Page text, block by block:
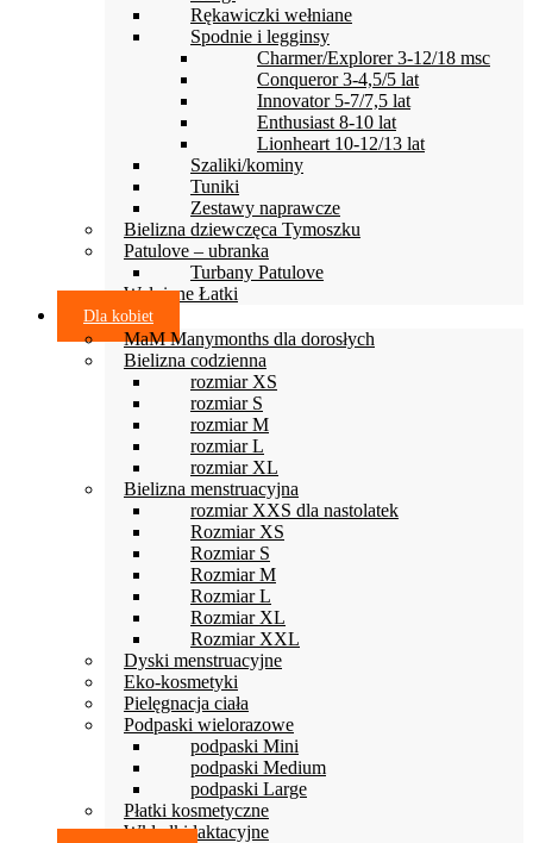
Rękawiczki wełniane
Spodnie i legginsy
Charmer/Explorer 3-12/18 msc
Conqueror 3-4,5/5 lat
Innovator 5-7/7,5 lat
Enthusiast 8-10 lat
Lionheart 10-12/13 lat
Szaliki/kominy
Tuniki
Zestawy naprawcze
Bielizna dziewczęca Tymoszku
Patulove – ubranka
Turbany Patulove
Wełniane Łatki
Dla kobiet
MaM Manymonths dla dorosłych
Bielizna codzienna
rozmiar XS
rozmiar S
rozmiar M
rozmiar L
rozmiar XL
Bielizna menstruacyjna
rozmiar XXS dla nastolatek
Rozmiar XS
Rozmiar S
Rozmiar M
Rozmiar L
Rozmiar XL
Rozmiar XXL
Dyski menstruacyjne
Eko-kosmetyki
Pielęgnacja ciała
Podpaski wielorazowe
podpaski Mini
podpaski Medium
podpaski Large
Płatki kosmetyczne
Wkładki laktacyjne